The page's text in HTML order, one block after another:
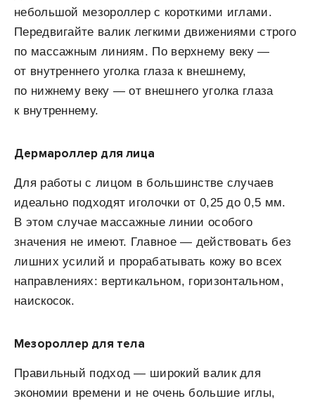
небольшой мезороллер с короткими иглами.
Передвигайте валик легкими движениями строго
по массажным линиям. По верхнему веку —
от внутреннего уголка глаза к внешнему,
по нижнему веку — от внешнего уголка глаза
к внутреннему.
Дермароллер для лица
Для работы с лицом в большинстве случаев
идеально подходят иголочки от 0,25 до 0,5 мм.
В этом случае массажные линии особого
значения не имеют. Главное — действовать без
лишних усилий и прорабатывать кожу во всех
направлениях: вертикальном, горизонтальном,
наискосок.
Мезороллер для тела
Правильный подход — широкий валик для
экономии времени и не очень большие иглы,